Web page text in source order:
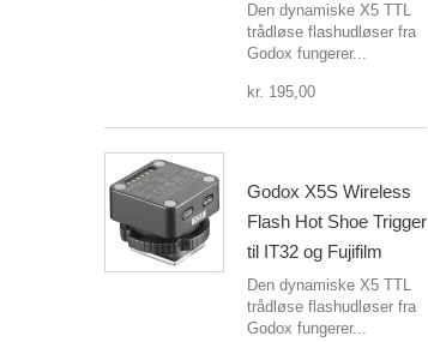
Den dynamiske X5 TTL
trådløse flashudløser fra
Godox fungerer...
kr. 195,00
Godox X5S Wireless
Flash Hot Shoe Trigger
til IT32 og Fujifilm
Den dynamiske X5 TTL
trådløse flashudløser fra
Godox fungerer...